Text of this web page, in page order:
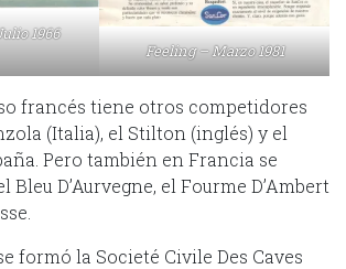
1966
Feeling – Marzo 1981
francés tiene otros competidores
(Italia), el Stilton (inglés) y el
Pero también en Francia se
D’Aurvegne, el Fourme D’Ambert
formó la Societé Civile Des Caves